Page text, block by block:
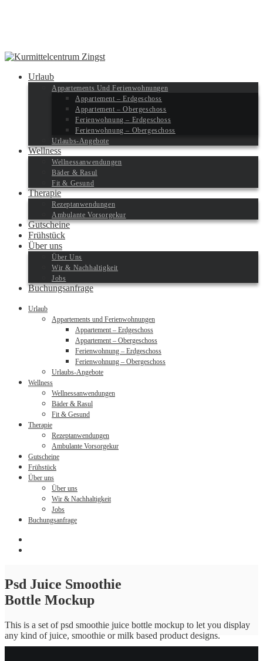
Urlaub
Appartements Und Ferienwohnungen
Appartement – Erdgeschoss
Appartement – Obergeschoss
Ferienwohnung – Erdgeschoss
Ferienwohnung – Obergeschoss
Urlaubs-Angebote
Wellness
Wellnessanwendungen
Bäder & Rasul
Fit & Gesund
Therapie
Rezeptanwendungen
Ambulante Vorsorgekur
Gutscheine
Frühstück
Über uns
Über Uns
Wir & Nachhaltigkeit
Jobs
Buchungsanfrage
Urlaub
Appartements und Ferienwohnungen
Appartement – Erdgeschoss
Appartement – Obergeschoss
Ferienwohnung – Erdgeschoss
Ferienwohnung – Obergeschoss
Urlaubs-Angebote
Wellness
Wellnessanwendungen
Bäder & Rasul
Fit & Gesund
Therapie
Rezeptanwendungen
Ambulante Vorsorgekur
Gutscheine
Frühstück
Über uns
Über uns
Wir & Nachhaltigkeit
Jobs
Buchungsanfrage
Psd Juice Smoothie
Bottle Mockup
This is a set of psd smoothie juice bottle mockup to let you display
any kind of juice, smoothie or milk based product designs.